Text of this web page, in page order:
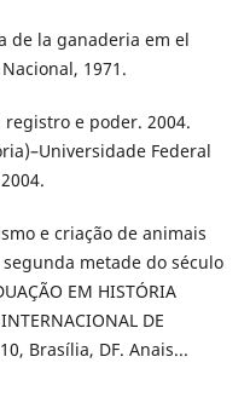
de la ganaderia em el
1971.
registro e poder. 2004.
Federal
e criação de animais
segunda metade do século
EM HISTÓRIA
DE
Brasília, DF. Anais...